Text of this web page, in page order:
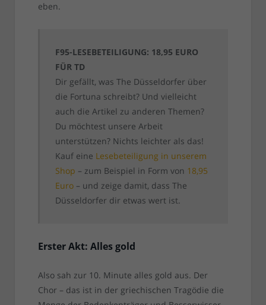
eben.
F95-LESEBETEILIGUNG: 18,95 EURO
FÜR TD
Dir gefällt, was The Düsseldorfer über
die Fortuna schreibt? Und vielleicht
auch die Artikel zu anderen Themen?
Du möchtest unsere Arbeit
unterstützen? Nichts leichter als das!
Kauf eine Lesebeteiligung in unserem
Shop – zum Beispiel in Form von 18,95
Euro– und zeige damit, dass The
Düsseldorfer dir etwas wert ist.
Erster Akt: Alles gold
Also sah zur 10. Minute alles gold aus. Der
Chor – das ist in der griechischen Tragödie die